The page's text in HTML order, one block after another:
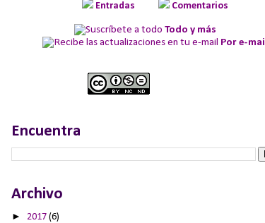
Entradas Comentarios
Todo y más
Por e-mail
Encuentra
Archivo
► 2017 (6)